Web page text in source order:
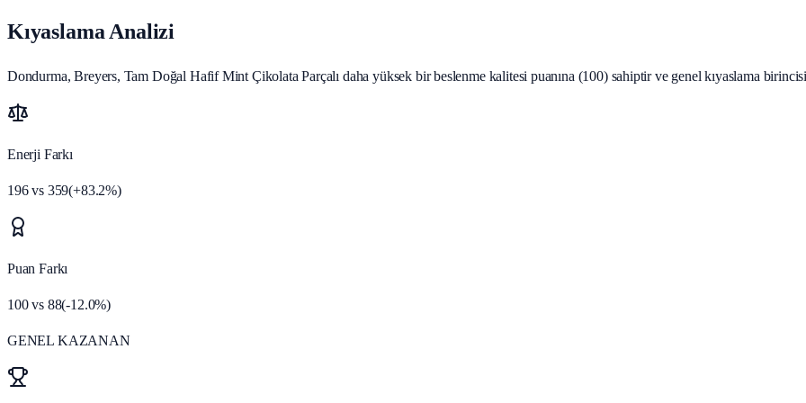
Kıyaslama Analizi
Dondurma, Breyers, Tam Doğal Hafif Mint Çikolata Parçalı daha yüksek bir beslenme kalitesi puanına (100) sahiptir ve genel kıyaslama
Enerji Farkı
196vs 359(+83.2%)
Puan Farkı
100vs 88(-12.0%)
GENEL KAZANAN